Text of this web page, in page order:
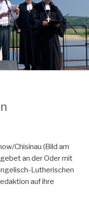
Chisinau (Bild am
an der Oder mit
Lutherischen
auf ihre